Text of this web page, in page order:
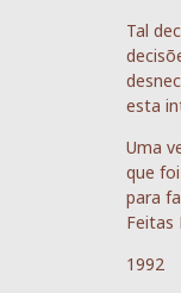
Tal
esta
Uma
que
para
Feitas